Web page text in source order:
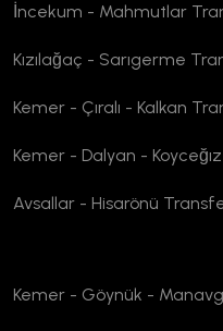
İncekum - Mahmutlar
Kızılağaç - Sarıgerme
Kemer - Çıralı - Kalkan
Kemer - Dalyan -
Avsallar - Hisarönü
Kemer - Göynük -